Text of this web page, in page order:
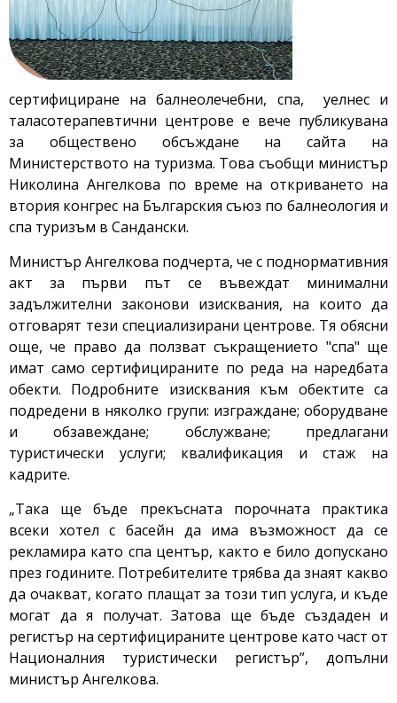
сертифициране на балнеолечебни, спа, уелнес и
таласотерапевтични центрове е вече публикувана
за обществено обсъждане на сайта на
Министерството на туризма. Това съобщи министър
Николина Ангелкова по време на откриването на
втория конгрес на Българския съюз по балнеология и
спа туризъм в Сандански.
Министър Ангелкова подчерта, че с поднормативния
акт за първи път се въвеждат минимални
задължителни законови изисквания, на които да
отговарят тези специализирани центрове. Тя обясни
още, че право да ползват съкращението "спа" ще
имат само сертифицираните по реда на наредбата
обекти. Подробните изисквания към обектите са
подредени в няколко групи: изграждане; оборудване
и обзавеждане; обслужване; предлагани
туристически услуги; квалификация и стаж на
кадрите.
„Така ще бъде прекъсната порочната практика
всеки хотел с басейн да има възможност да се
рекламира като спа център, както е било допускано
през годините. Потребителите трябва да знаят какво
да очакват, когато плащат за този тип услуга, и къде
могат да я получат. Затова ще бъде създаден и
регистър на сертифицираните центрове като част от
Националния туристически регистър”, допълни
министър Ангелкова.